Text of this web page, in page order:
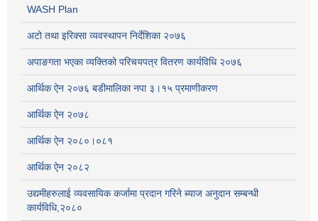
WASH Plan
अटो तथा इरिक्सा व्यवस्थापन निर्देशिका २०७६
अपाङगता भएका व्यक्तिको परिचयपत्र वितरण कार्यविधि २०७६
आर्थिक ऐन २०७६ बडीमालिका नपा ३।१५ प्रमाणीकरण
आर्थिक ऐन २०७८
आर्थिक ऐन २०८०।०८१
आर्थिक ऐन २०८२
उद्यमीहरुलाई व्यवसायिक कर्जामा प्रदान गरिने ब्याज अनुदान सम्बन्धी
कार्यविधि,२०८०